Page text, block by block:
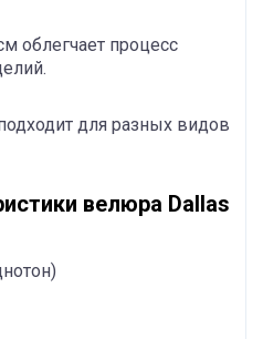
облегчает процесс
для разных видов
велюра Dallas